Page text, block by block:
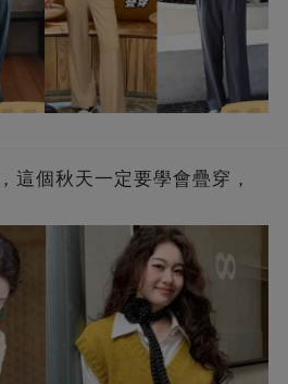
這個秋天一定要學會疊穿，